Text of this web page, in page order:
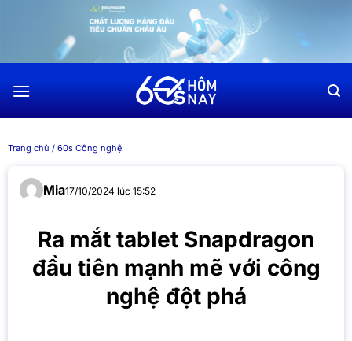
dung
Trang chủ / 60s Công nghệ
Mia17/10/2024 lúc 15:52
Ra mắt tablet Snapdragon
đầu tiên mạnh mẽ với công
nghệ đột phá